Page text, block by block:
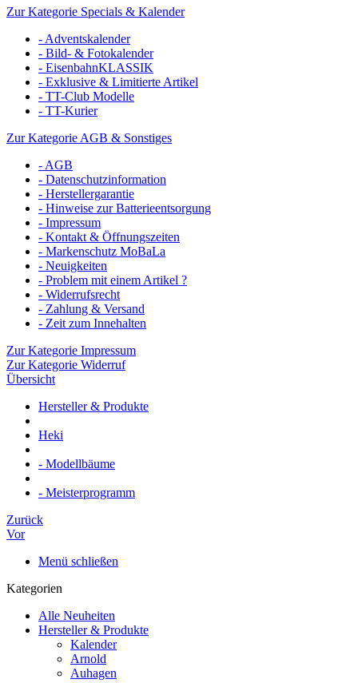
Zur Kategorie Specials & Kalender
- Adventskalender
- Bild- & Fotokalender
- EisenbahnKLASSIK
- Exklusive & Limitierte Artikel
- TT-Club Modelle
- TT-Kurier
Zur Kategorie AGB & Sonstiges
- AGB
- Datenschutzinformation
- Herstellergarantie
- Hinweise zur Batterieentsorgung
- Impressum
- Kontakt & Öffnungszeiten
- Markenschutz MoBaLa
- Neuigkeiten
- Problem mit einem Artikel ?
- Widerrufsrecht
- Zahlung & Versand
- Zeit zum Innehalten
Zur Kategorie Impressum
Zur Kategorie Widerruf
Übersicht
Hersteller & Produkte
Heki
- Modellbäume
- Meisterprogramm
Zurück
Vor
Menü schließen
Kategorien
Alle Neuheiten
Hersteller & Produkte
Kalender
Arnold
Auhagen